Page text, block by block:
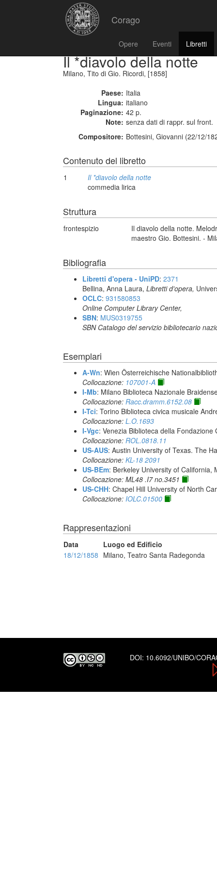
Corago
Opere Eventi Libretti
Il *diavolo della notte
Milano, Tito di Gio. Ricordi, [1858]
Paese: Italia
Lingua: italiano
Paginazione: 42 p.
Note: senza dati di rappr. sul front.
Compositore: Bottesini, Giovanni (22/12/
Contenuto del libretto
1
Il *diavolo della notte
commedia lirica
Struttura
frontespizio
Il diavolo della notte.
maestro Gio. Bottesini. -
Bibliografia
Libretti d'opera - UniPD: 2371
Bellina, Anna Laura, Libretti d'opera,
OCLC: 931580853
Online Computer Library Center,
SBN: MUS0319755
SBN Catalogo del servizio bibliotecario
Esemplari
A-Wn: Wien Österreichische
Collocazione: 107001-A
I-Mb: Milano Biblioteca Nazionale
Collocazione: Racc.dramm.6152.08
I-Tci: Torino Biblioteca civica musicale
Collocazione: L.O.1693
I-Vgc: Venezia Biblioteca della Fondazione
Collocazione: ROL.0818.11
US-AUS: Austin University of Texas. The
Collocazione: KL-18 2091
US-BEm: Berkeley University of California,
Collocazione: ML48 .I7 no.3451
US-CHH: Chapel Hill University of North
Collocazione: IOLC.01500
Rappresentazioni
Data
Luogo ed Edificio
18/12/1858 Milano, Teatro Santa Radegonda
DOI: 10.6092/UNIBO/